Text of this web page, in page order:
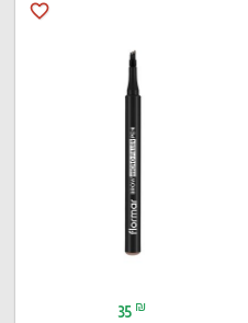
favorite_border
35 ₪